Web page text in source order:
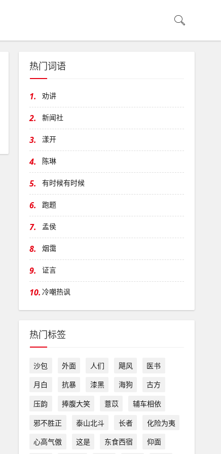
热门词语
1. 劝讲
2. 新闻社
3. 漾开
4. 陈琳
5. 有时候有时候
6. 跑题
7. 孟侯
8. 烟霭
9. 证言
10. 冷嘲热讽
热门标签
沙包 外面 人们 飓风
医书
月白
抗暴 漆黑 海狗
古方
压韵
捧腹大笑 薏苡
辅车相依
邪不胜正
泰山北斗 长者
化险为夷
心高气傲
这是 东食西宿 仰面